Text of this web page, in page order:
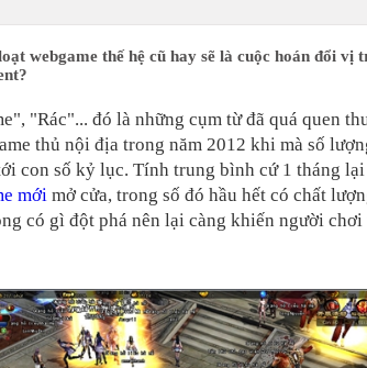
webgame thế hệ cũ hay sẽ là cuộc hoán đổi vị
"Rác"... đó là những cụm từ đã quá quen
thủ nội địa trong năm 2012 khi mà số
con số kỷ lục. Tính trung bình cứ 1 tháng
mới mở cửa, trong số đó hầu hết có chất
có gì đột phá nên lại càng khiến người chơi